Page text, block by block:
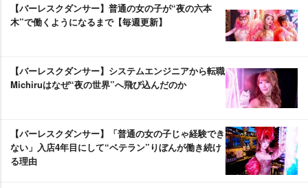
【バーレスクダンサー】普通の女の子が“夜の六本
木”で働くようになるまで【毎週更新】
【バーレスクダンサー】システムエンジニアから転職
Michiruはなぜ“夜の世界”へ飛び込んだのか
【バーレスクダンサー】「普通の女の子じゃ経験でき
ない」入店4年目にして“ベテラン”りぼんが働き続け
る理由